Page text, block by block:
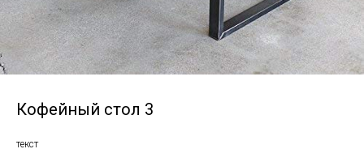
Кофейный стол 3
текст